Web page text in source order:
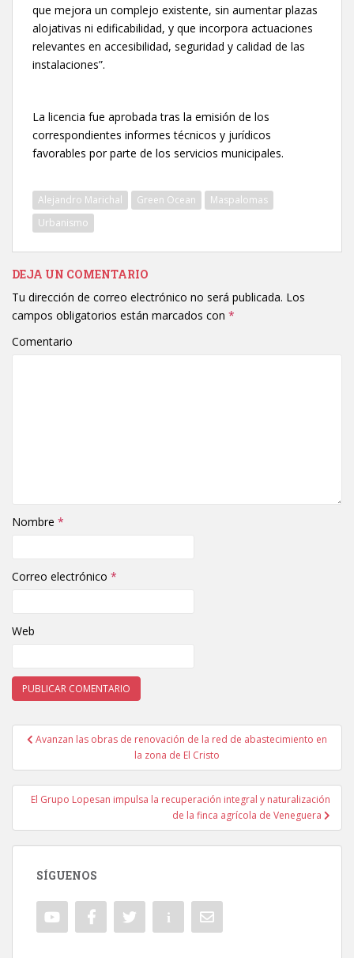
que mejora un complejo existente, sin aumentar plazas
alojativas ni edificabilidad, y que incorpora actuaciones
relevantes en accesibilidad, seguridad y calidad de las
instalaciones”.
La licencia fue aprobada tras la emisión de los
correspondientes informes técnicos y jurídicos
favorables por parte de los servicios municipales.
Alejandro Marichal Green Ocean
Maspalomas
Urbanismo
DEJA UN COMENTARIO
Tu dirección de correo electrónico no será publicada. Los
campos obligatorios están marcados con *
Comentario
Nombre *
Correo electrónico *
Web
Navegación de entradas
Avanzan las obras de renovación de la red de abastecimiento en
la zona de El Cristo
El Grupo Lopesan impulsa la recuperación integral y naturalización
de la finca agrícola de Veneguera
SÍGUENOS